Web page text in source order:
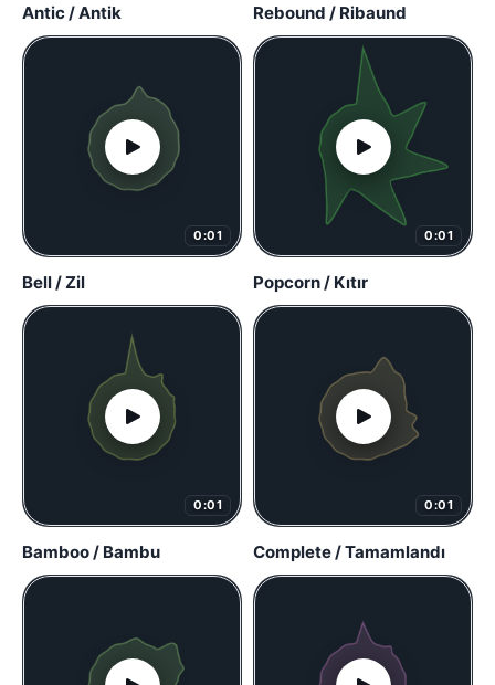
Antic / Antik Rebound / Ribaund
0:01
Bell / Zil
0:01
Popcorn / Kıtır
0:01
Bamboo / Bambu
0:01
Complete / Tamamlandı